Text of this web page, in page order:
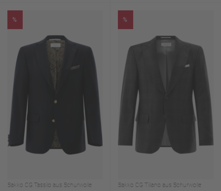
%
Sakko CG Tassilo aus Schurwolle
%
Sakko CG Tiliano aus Schurwolle